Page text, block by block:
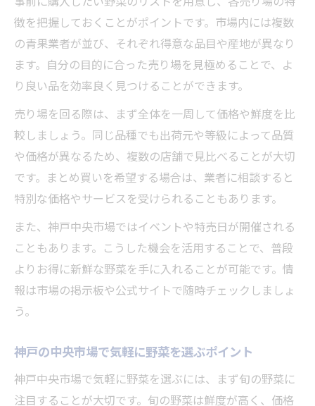
徴を把握しておくことがポイントです。市場内には複数
の青果業者が並び、それぞれ得意な品目や産地が異なり
ます。自分の目的に合った売り場を見極めることで、よ
り良い品を効率良く見つけることができます。
売り場を回る際は、まず全体を一周して価格や鮮度を比
較しましょう。同じ品種でも出荷元や等級によって品質
や価格が異なるため、複数の店舗で見比べることが大切
です。まとめ買いを希望する場合は、業者に相談すると
特別な価格やサービスを受けられることもあります。
また、神戸中央市場ではイベントや特売日が開催される
こともあります。こうした機会を活用することで、普段
よりお得に新鮮な野菜を手に入れることが可能です。情
報は市場の掲示板や公式サイトで随時チェックしましょ
う。
神戸の中央市場で気軽に野菜を選ぶポイント
神戸中央市場で気軽に野菜を選ぶには、まず旬の野菜に
注目することが大切です。旬の野菜は鮮度が高く、価格